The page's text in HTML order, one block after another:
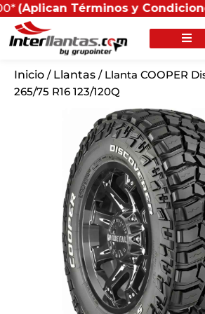
Términos y Condiciones) -
Inicio / Llantas / Llanta COOPER
265/75 R16 123/120Q